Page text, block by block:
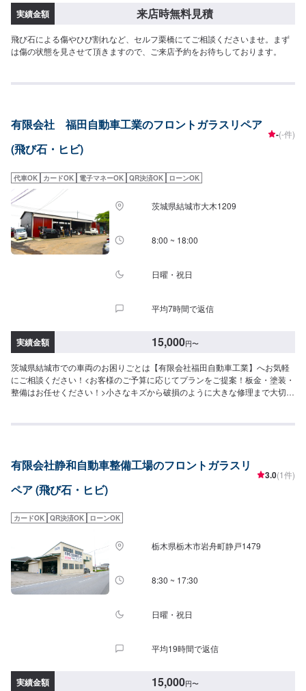
実績金額 来店時無料見積
飛び石による傷やひび割れなど、セルフ栗橋にてご相談くださいませ。まず
は傷の状態を見させて頂きますので、ご来店予約をお待ちしております。
有限会社 福田自動車工業のフロントガラスリペア
(飛び石・ヒビ)
-(-件)
代車OK カードOK 電子マネーOK QR決済OK ローンOK
茨城県結城市大木1209
8:00 ~ 18:00
日曜・祝日
平均7時間で返信
実績金額 15,000円〜
茨城県結城市での車両のお困りごとは【有限会社福田自動車工業】へお気軽
にご相談ください！<お客様のご予算に応じてプランをご提案！板金・塗装・
整備はお任せください！>小さなキズから破損のように大きな修理まで大切な
きし、最適な施工方法をご提案しますので、お気軽にお問い合わせ下さい。
～2日程度で納車となります。(要相談)納期は前後する場合がございます。予
めご了承ください。-----代車について-----代車をご用意しています。お車の作
業中は代車をご利用ください。※代車の燃料代はお客様にご負担いただいてお
ださい。駐車スペースは事務所前の空いているスペースに駐車してくださ
い。受付はスタッフへ「メンテモで予約しました」とお伝えください。ご案
内いたします。【定休日・営業時間】定休日：日曜、祝日営業時間：
8:00~18:00
有限会社静和自動車整備工場のフロントガラスリ
ペア (飛び石・ヒビ)
3.0(1件)
カードOK QR決済OK ローンOK
栃木県栃木市岩舟町静戸1479
8:30 ~ 17:30
日曜・祝日
平均19時間で返信
実績金額 15,000円〜